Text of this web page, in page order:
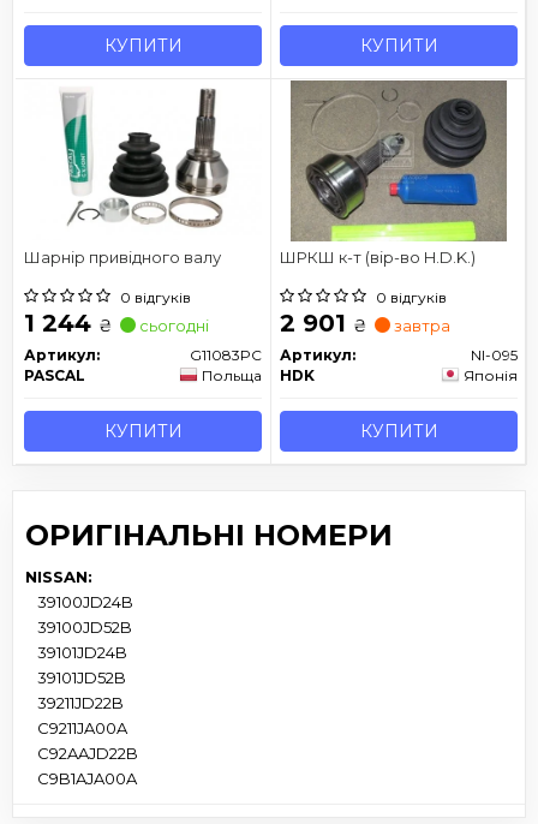
КУПИТИ КУПИТИ
Шарнір привідного валу
0 відгуків
1 244 ₴ сьогодні
Артикул:
G11083PC
PASCAL
Польща
КУПИТИ
ШРКШ к-т (вір-во H.D.K.)
0 відгуків
2 901 ₴ завтра
Артикул:
NI-095
HDK
Японія
КУПИТИ
ОРИГІНАЛЬНІ НОМЕРИ
NISSAN:
39100JD24B
39100JD52B
39101JD24B
39101JD52B
39211JD22B
C9211JA00A
C92AAJD22B
C9B1AJA00A